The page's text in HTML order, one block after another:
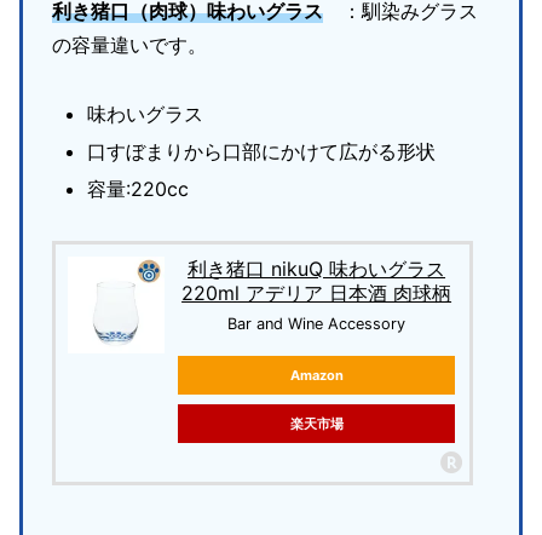
利き猪口（肉球）味わいグラス ：馴染みグラス
の容量違いです。
味わいグラス
口すぼまりから口部にかけて広がる形状
容量:220cc
利き猪口 nikuQ 味わいグラス
220ml アデリア 日本酒 肉球柄
Bar and Wine Accessory
Amazon
楽天市場